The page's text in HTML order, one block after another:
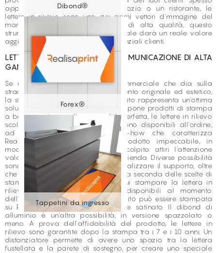
Dibond®
Forex®
Tappetini da ingresso
apposte su cartelli, sopra un negozio o un ristorante, le
lettere in rilievo sono uno dei primi vettori d'mmagine del
marchio. Grazie a una stampa di alta qualità, questo
strumento di promozione commerciale darà un reale valore
aggiunto all'immagine dei tuoi potenziali clienti.
LETTERE IN RILIEVO, PER UNA COMUNICAZIONE DI ALTA
GAMMA
Se un'azienda o un esercizio commerciale che dia sulla
strada volesse creare un abbellimento originale ed estetico,
la stampa di lettere in rilievo scolpito rappresenta un'ottima
soluzione. Il tuo tipografo online propone prodotti di stampa
a basso costo ma di una qualità perfetta, le lettere in rilievo
scolpito non fanno eccezione e sono disponibili all'ordine,
ad un prezzo basso. Il know-how che caratterizza
Realisaprint.com garantisce un prodotto impeccabile, in
modo che la lettera di rilievo scolpito attiri l'attenzione
valorizzando il punto vendita o l'azienda. Diverse possibilità
sono a tua disposizione per personalizzare il supporto, oltre
che a livello artistico come tecnico, a seconda delle scelte di
stampa. Definire il materiale su cui stampare la lettera in
rilievo scolpito Tra i materiali disponibili al momento
dell'ordine, la lettera in rilievo scolpito può essere stampata
su PVC di diversi spessori, sempre satinato. Il dibond di
alluminio è un'altra possibilità, in versione spazzolato o
meno. A prova dell'affidabilità del prodotto, le lettere in
rilievo sono garantite dopo la stampa tra i 7 e i 10 anni. Un
distanziatore permette di avere uno spazio tra la lettera
fustellata e la parete di sostegno, per creare uno speciale